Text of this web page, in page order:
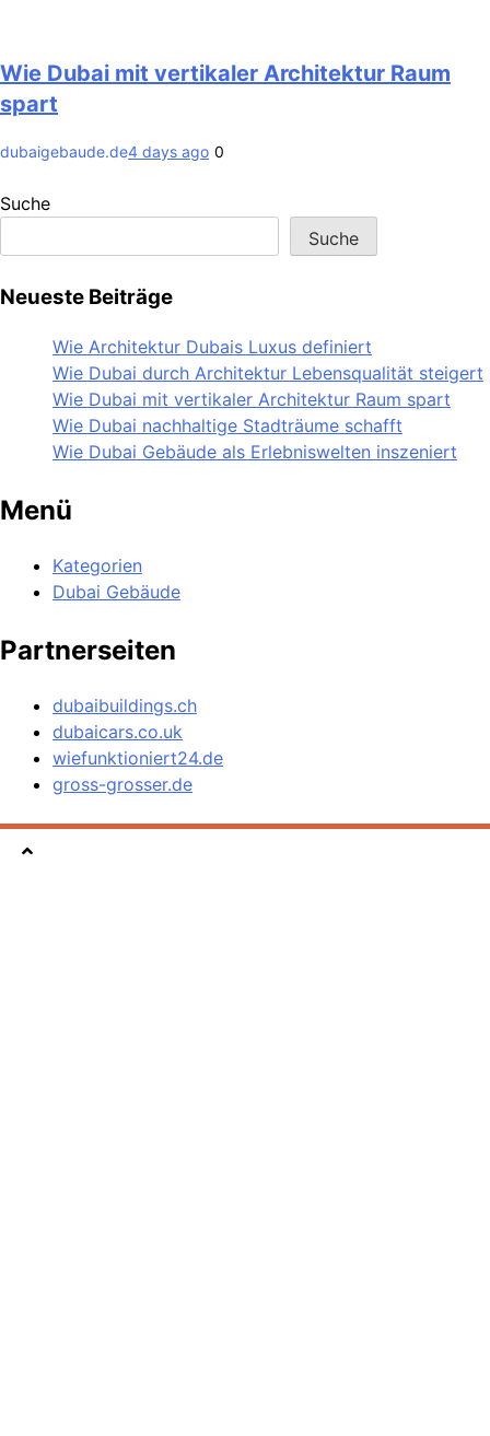
Wie Dubai mit vertikaler Architektur Raum
spart
dubaigebaude.de4 days ago 0
Suche
Suche
Neueste Beiträge
Wie Architektur Dubais Luxus definiert
Wie Dubai durch Architektur Lebensqualität steigert
Wie Dubai mit vertikaler Architektur Raum spart
Wie Dubai nachhaltige Stadträume schafft
Wie Dubai Gebäude als Erlebniswelten inszeniert
Menü
Kategorien
Dubai Gebäude
Partnerseiten
dubaibuildings.ch
dubaicars.co.uk
wiefunktioniert24.de
gross-grosser.de